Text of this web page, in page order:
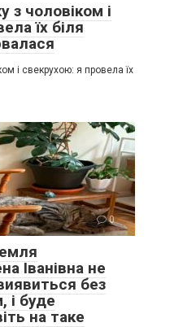
з чоловіком і
їх біля
і свекрухою: я провела їх
0
Іванівна не
без
і буде
на таке